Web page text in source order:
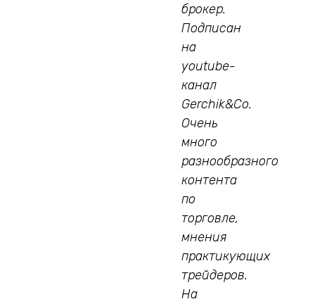
брокер.
Подписан
на
youtube-
канал
Gerchik&Co.
Очень
много
разнообразного
контента
по
торговле,
мнения
практикующих
трейдеров.
На